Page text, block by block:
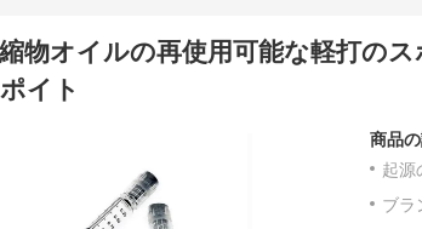
物オイルの再使用可能な軽打の
イト
商品
起源
ブラ